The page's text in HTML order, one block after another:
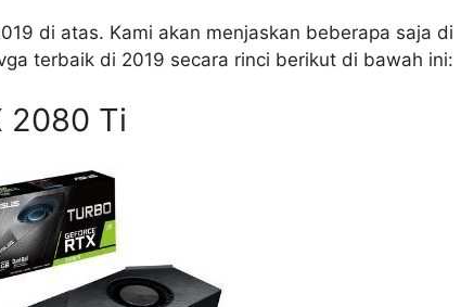
di atas. Kami akan menjaskan beberapa saja di
terbaik di 2019 secara rinci berikut di bawah ini:
2080 Ti